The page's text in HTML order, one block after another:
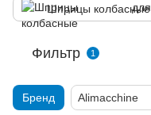
Шприцы колбасные
Фильтр 1
Бренд Alimacchine